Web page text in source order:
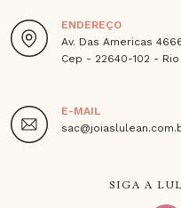
ENDEREÇO
Av. Das Americas
Cep - 22640-102 -
E-MAIL
SIGA A